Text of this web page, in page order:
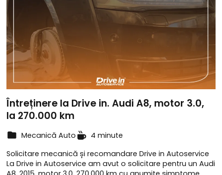
Întreținere la Drive in. Audi A8, motor 3.0,
la 270.000 km
Mecanică Auto
4 minute
Solicitare mecanică și recomandare Drive in Autoservice
La Drive in Autoservice am avut o solicitare pentru un Audi